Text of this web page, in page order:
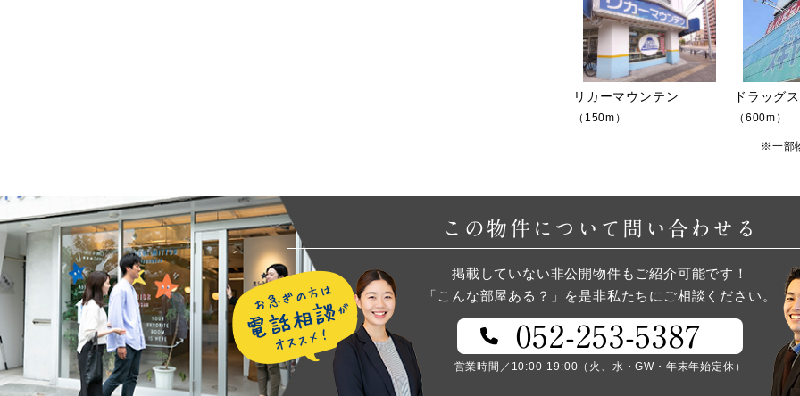
リカーマウンテン
（150m）
ドラッグ
（600m）
※一部
この物件について問い合わせる
掲載していない非公開物件もご紹介可能です！
「こんな部屋ある？」を是非私たちにご相談ください。
052-253-5387
営業時間／10:00-19:00（火、水・GW・年末年始定休）